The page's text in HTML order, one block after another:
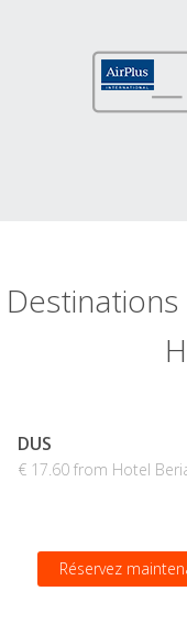
DUS
€ 17.60 from Hotel
Réservez